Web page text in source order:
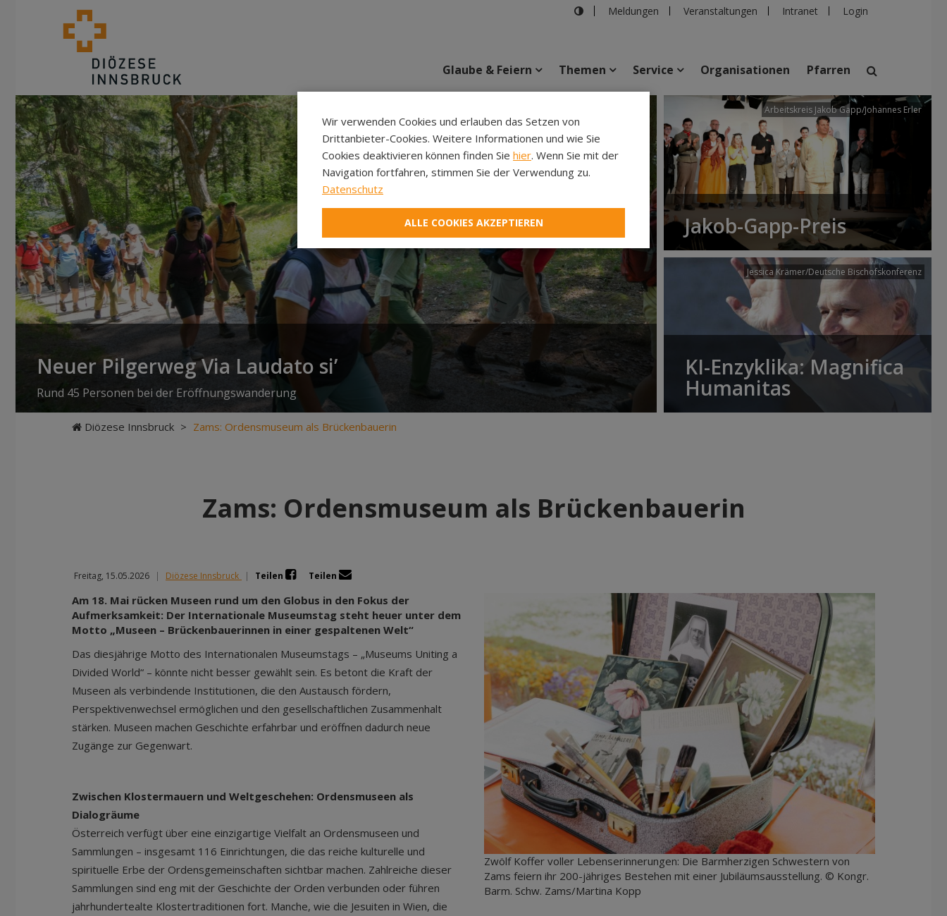
Meldungen Veranstaltungen Intranet Login
suchen
Veranstaltungen Personen Pfarren Einrichtungen
Glaube & Feiern Themen Service Organisationen Pfarren
Neuer Pilgerweg Via Laudato si’
Rund 45 Personen bei der Eröffnungswanderung
Arbeitskreis Jakob Gapp/Johannes Erler
Jakob-Gapp-Preis
Jessica Krämer/Deutsche Bischofskonferenz
KI-Enzyklika: Magnifica
Humanitas
Diözese Innsbruck > Zams: Ordensmuseum als Brückenbauerin
Zams: Ordensmuseum als Brückenbauerin
Freitag, 15.05.2026 | Diözese Innsbruck | Teilen Teilen
Am 18. Mai rücken Museen rund um den Globus in den Fokus der
Aufmerksamkeit: Der Internationale Museumstag steht heuer unter dem
Motto „Museen – Brückenbauerinnen in einer gespaltenen Welt“
Das diesjährige Motto des Internationalen Museumstags – „Museums Uniting a
Divided World“ – könnte nicht besser gewählt sein. Es betont die Kraft der
Museen als verbindende Institutionen, die den Austausch fördern,
Perspektivenwechsel ermöglichen und den gesellschaftlichen Zusammenhalt
stärken. Museen machen Geschichte erfahrbar und eröffnen dadurch neue
Zugänge zur Gegenwart.
Zwischen Klostermauern und Weltgeschehen: Ordensmuseen als
Dialogräume
Österreich verfügt über eine einzigartige Vielfalt an Ordensmuseen und
Sammlungen – insgesamt 116 Einrichtungen, die das reiche kulturelle und
spirituelle Erbe der Ordensgemeinschaften sichtbar machen. Zahlreiche dieser
Sammlungen sind eng mit der Geschichte der Orden verbunden oder führen
jahrhundertealte Klostertraditionen fort. Manche, wie die Jesuiten in Wien, die
Zwölf Koffer voller Lebenserinnerungen: Die Barmherzigen Schwestern von
Zams feiern ihr 200-jähriges Bestehen mit einer Jubiläumsausstellung. © Kongr.
Barm. Schw. Zams/Martina Kopp
Wir verwenden Cookies und erlauben das Setzen von
Drittanbieter-Cookies. Weitere Informationen und wie Sie
Cookies deaktivieren können finden Sie hier. Wenn Sie mit der
Navigation fortfahren, stimmen Sie der Verwendung zu.
Datenschutz
ALLE COOKIES AKZEPTIEREN